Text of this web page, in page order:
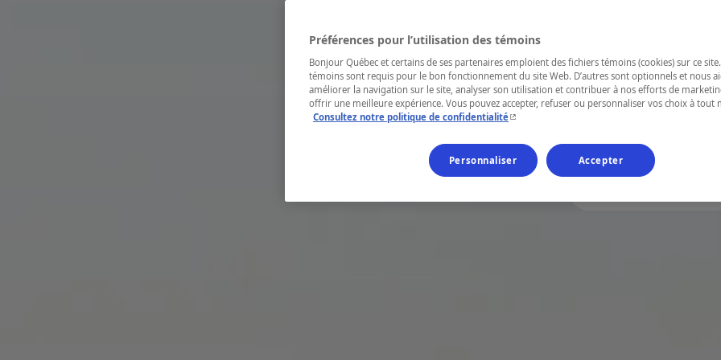
souffle... des
escapades! À
aventures
Préférences pour l’utilisation des témoins
Bonjour Québec et certains de ses partenaires emploient des fichiers témoins (cookies) sur ce
témoins sont requis pour le bon fonctionnement du site Web. D’autres sont optionnels et nous
améliorer la navigation sur le site, analyser son utilisation et contribuer à nos efforts de
offrir une meilleure expérience. Vous pouvez accepter, refuser ou personnaliser vos choix à tout
Consultez notre politique de confidentialité- Cet hyperlien s'ouvrira dans une nouvelle fenêtre.
Personnaliser Accepter